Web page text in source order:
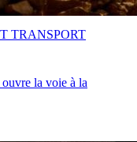
la voie à la
TRANSPORT